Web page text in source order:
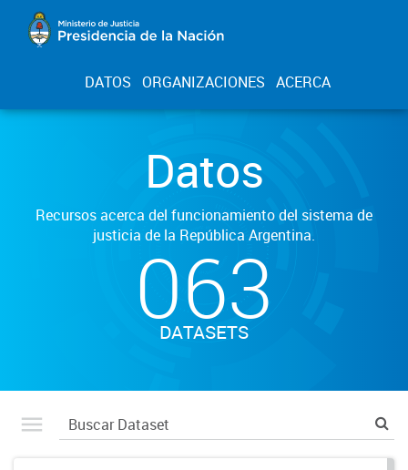
DATOS ORGANIZACIONES ACERCA
Datos
Recursos acerca del funcionamiento del sistema de
justicia de la República Argentina.
063
DATASETS